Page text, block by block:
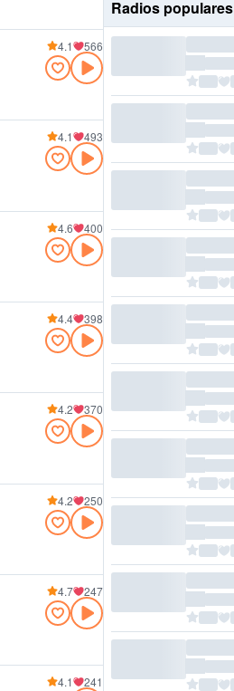
4.1 566
4.1 493
4.6 400
4.4 398
4.2 370
4.2 250
4.7 247
4.1 241
Radios populares